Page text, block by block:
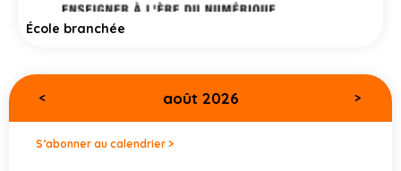
École branchée
< août 2026 >
S’abonner au calendrier >